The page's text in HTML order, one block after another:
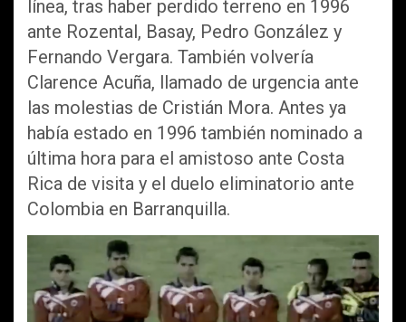
línea, tras haber perdido terreno en 1996
ante Rozental, Basay, Pedro González y
Fernando Vergara. También volvería
Clarence Acuña, llamado de urgencia ante
las molestias de Cristián Mora. Antes ya
había estado en 1996 también nominado a
última hora para el amistoso ante Costa
Rica de visita y el duelo eliminatorio ante
Colombia en Barranquilla.